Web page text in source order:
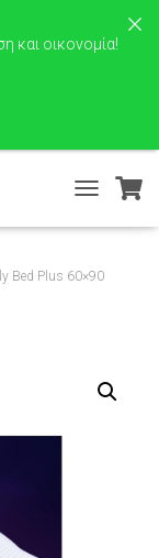
O
G
Bed Plus 60×90
και οικονομία!